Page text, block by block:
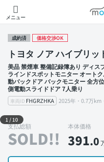
メニュー
成約済 価格交渉OK
トヨタ ノア ハイブリッ
美品 禁煙車 整備記録簿あり ディス
ラインドスポットモニター オート
動バックドア バックモニター 全方
側電動スライドドア 7人乗り
車両ID FHGRZHKA 2025年・0.7万km
外装 左前
1 /10
支払総額
SOLD!!
本体価格
391.0